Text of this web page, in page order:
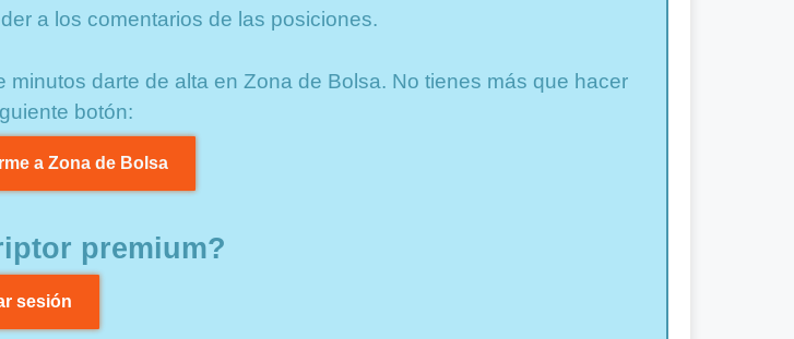
a los comentarios de las posiciones.
darte de alta en Zona de Bolsa. No tienes más que hacer
botón:
a Zona de Bolsa
premium?
sesión